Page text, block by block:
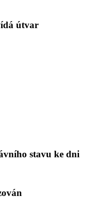
útvar
stavu ke dni